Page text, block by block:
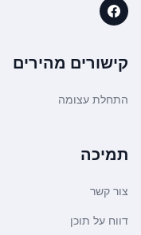
קישורים מהירים
התחלת עצומה
תמיכה
צור קשר
דווח על תוכן